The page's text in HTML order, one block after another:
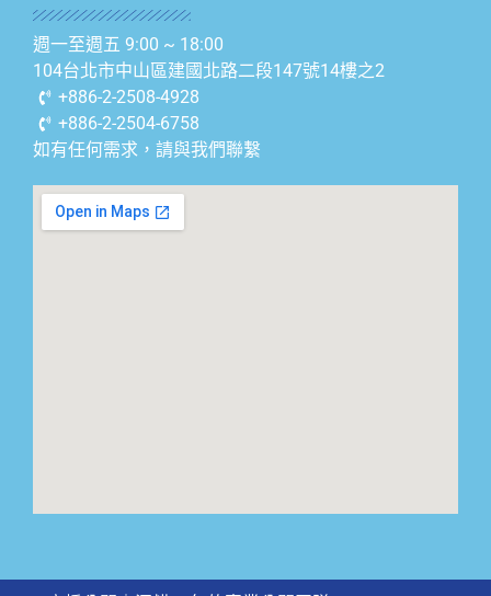
週一至週五 9:00 ~ 18:00
104台北市中山區建國北路二段147號14樓之2
+886-2-2508-4928
+886-2-2504-6758
如有任何需求，請與我們聯繫